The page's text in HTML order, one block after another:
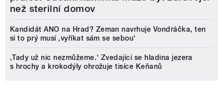
než sterilní domov
Kandidát ANO na Hrad? Zeman navrhuje Vondráčka, ten
si to prý musí ‚vyříkat sám se sebou‘
‚Tady už nic nezmůžeme.‘ Zvedající se hladina jezera
s hrochy a krokodýly ohrožuje tisíce Keňanů